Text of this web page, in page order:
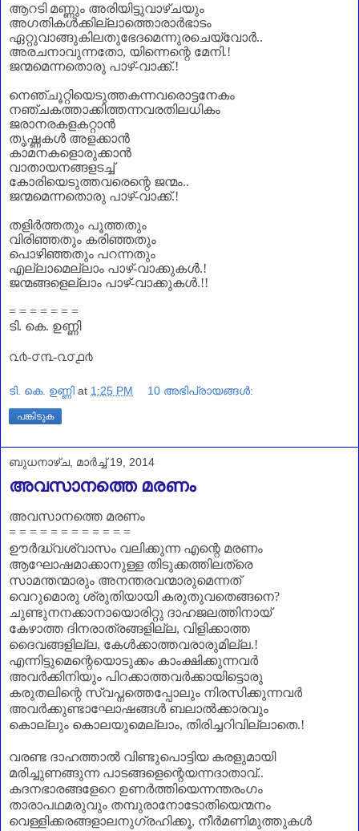
ആറടി മണ്ണും അരിയിട്ടുവാഴ്ചയും
അഗതികൾക്കില്ലാത്തൊരാർഭാടം
ഏറ്റുവാങ്ങുകിലതുഭേദമെന്നുരചെയ്‌വോർ..
അരചനാവുന്നതോ, യിന്നെന്റെ മേനി.!
ജന്മമെന്നതൊരു പാഴ്-വാക്ക്.!
നെഞ്ചൂറ്റിയെടുത്തകന്നവരൊട്ടനേകം
നഞ്ചകത്താക്കിത്തന്നവരതിലധികം
ജരാനരകളകറ്റാൻ
തൃഷ്ണകൾ അളക്കാൻ
കാമനകളൊരുക്കാൻ
വാതായനങ്ങളടച്ച്
കോരിയെടുത്തവരെന്റെ ജന്മം..
ജന്മമെന്നതൊരു പാഴ്-വാക്ക്.!
തളിർത്തതും പൂത്തതും
വിരിഞ്ഞതും കരിഞ്ഞതും
പൊഴിഞ്ഞതും പറന്നതും
എല്ലാമെല്ലാം പാഴ്-വാക്കുകൾ.!
ജന്മങ്ങളെല്ലാം പാഴ്-വാക്കുകൾ.!!
= = = = = = =
ടി. കെ. ഉണ്ണി
൨൪-൦൩-൨൦൧൪
ടി. കെ. ഉണ്ണി at 1:25 PM 10 അഭിപ്രായങ്ങൾ:
പങ്കിടുക
ബുധനാഴ്‌ച, മാർച്ച് 19, 2014
അവസാനത്തെ മരണം
അവസാനത്തെ മരണം
= = = = = = = = = = = =
ഊർദ്ധ്വശ്വാസം വലിക്കുന്ന എന്റെ മരണം
ആഘോഷമാക്കാനുള്ള തിടുക്കത്തിലത്രെ
സാമന്തന്മാരും അനന്തരവന്മാരുമെന്നത്
വെറുമൊരു ശ്രുതിയായി കരുതുവതെങ്ങനെ?
ചുണ്ടുനനക്കാനായൊരിറ്റു ദാഹജലത്തിനായ്
കേഴാത്ത ദിനരാത്രങ്ങളില്ല, വിളിക്കാത്ത
ദൈവങ്ങളില്ല, കേൾക്കാത്തവരാരുമില്ല.!
എന്നിട്ടുമെന്റെയൊടുക്കം കാംക്ഷിക്കുന്നവർ
അവർക്കിനിയും പിറക്കാത്തവർക്കായിട്ടൊരു
കരുതലിന്റെ സ്വപ്നത്തെപ്പോലും നിരസിക്കുന്നവർ
അവർക്കുണ്ടാഘോഷങ്ങൾ ബലാൽക്കാരവും
കൊല്ലും കൊലയുമെല്ലാം, തിരിച്ചറിവില്ലാതെ.!
വരണ്ട ദാഹത്താൽ വിണ്ടുപൊട്ടിയ കരളുമായി
മരിച്ചുണങ്ങുന്ന പാടങ്ങളെന്റെയന്നദാതാവ്..
കദനഭാരങ്ങളേറെ ഉണർത്തിയെന്നന്തരംഗം
താരാപഥമരുവും തമ്പുരാനോടോതിയെന്മനം
വെള്ളിക്കരങ്ങളാലനുഗ്രഹിക്കൂ, നീർമണിമുത്തുകൾ